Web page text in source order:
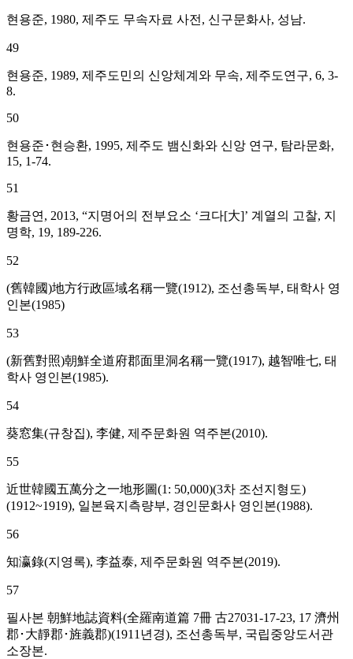
현용준, 1980, 제주도 무속자료 사전, 신구문화사, 성남.
49
현용준, 1989, 제주도민의 신앙체계와 무속, 제주도연구, 6, 3-
8.
50
현용준･현승환, 1995, 제주도 뱀신화와 신앙 연구, 탐라문화,
15, 1-74.
51
황금연, 2013, “지명어의 전부요소 ‘크다[大]’ 계열의 고찰, 지
명학, 19, 189-226.
52
(舊韓國)地方行政區域名稱一覽(1912), 조선총독부, 태학사 영
인본(1985)
53
(新舊對照)朝鮮全道府郡面里洞名稱一覽(1917), 越智唯七, 태
학사 영인본(1985).
54
葵窓集(규창집), 李健, 제주문화원 역주본(2010).
55
近世韓國五萬分之一地形圖(1: 50,000)(3차 조선지형도)
(1912~1919), 일본육지측량부, 경인문화사 영인본(1988).
56
知瀛錄(지영록), 李益泰, 제주문화원 역주본(2019).
57
필사본 朝鮮地誌資料(全羅南道篇 7冊 古27031-17-23, 17 濟州
郡･大靜郡･旌義郡)(1911년경), 조선총독부, 국립중앙도서관
소장본.